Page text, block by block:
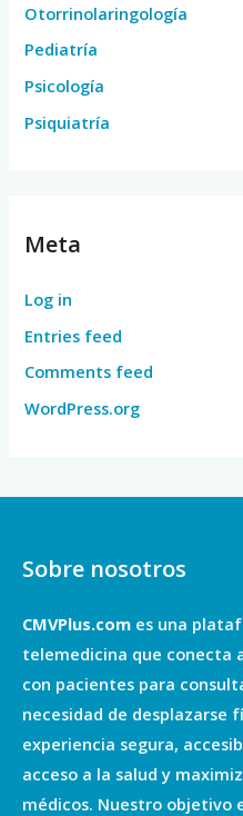
Otorrinolaringología
Pediatría
Psicología
Psiquiatría
Meta
Log in
Entries feed
Comments feed
WordPress.org
Sobre nosotros
CMVPlus.com es una
telemedicina que conecta
con pacientes para
necesidad de desplazarse
experiencia segura,
acceso a la salud y
médicos. Nuestro objetivo